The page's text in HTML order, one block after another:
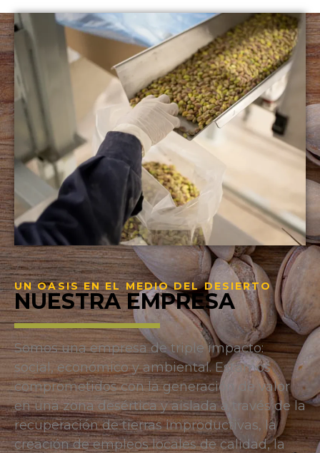
NUESTRA EMPRESA
Somos una empresa de triple impacto:
social, económico y ambiental. Estamos
comprometidos con la generación de valor
en una zona desértica y aislada a través de la
recuperación de tierras improductivas, la
creación de empleos locales de calidad, la
UN OASIS EN EL MEDIO DEL DESIERTO